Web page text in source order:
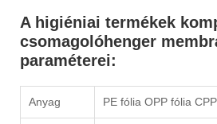
A higiéniai termékek
csomagolóhenger
paraméterei:
Anyag PE fólia OPP fólia